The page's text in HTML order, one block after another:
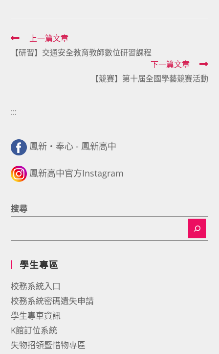
Read
more
上一篇文章
【研習】交通安全教育教師數位研習課程
下一篇文章
【競賽】第十屆全國學藝競賽活動
:::
鳳新・奉心 - 鳳新高中
鳳新高中官方Instagram
搜尋
學生專區
校務系統入口
校務系統密碼遺失申請
學生專車資訊
K館訂位系統
失物招領暨惜物專區